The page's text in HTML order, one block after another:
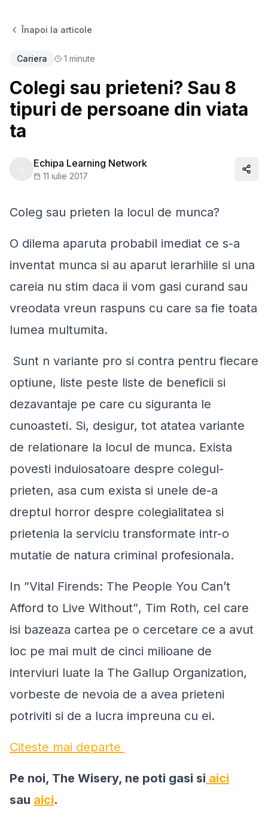
Înapoi la articole
Cariera 1 minute
Colegi sau prieteni? Sau 8
tipuri de persoane din viata
ta
Echipa Learning Network
11 iulie 2017
Coleg sau prieten la locul de munca?
O dilema aparuta probabil imediat ce s-a
inventat munca si au aparut ierarhiile si una
careia nu stim daca ii vom gasi curand sau
vreodata vreun raspuns cu care sa fie toata
lumea multumita.
Sunt n variante pro si contra pentru fiecare
optiune, liste peste liste de beneficii si
dezavantaje pe care cu siguranta le
cunoasteti. Si, desigur, tot atatea variante
de relationare la locul de munca. Exista
povesti induiosatoare despre colegul-
prieten, asa cum exista si unele de-a
dreptul horror despre colegialitatea si
prietenia la serviciu transformate intr-o
mutatie de natura criminal profesionala.
In ”Vital Firends: The People You Can’t
Afford to Live Without”, Tim Roth, cel care
isi bazeaza cartea pe o cercetare ce a avut
loc pe mai mult de cinci milioane de
interviuri luate la The Gallup Organization,
vorbeste de nevoia de a avea prieteni
potriviti si de a lucra impreuna cu ei.
Citeste mai departe
Pe noi, The Wisery, ne poti gasi si aici
sau aici.